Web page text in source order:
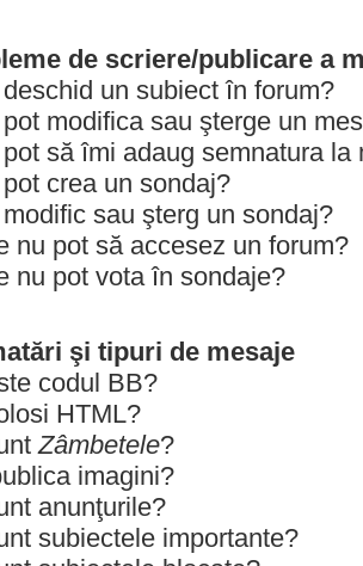
de scriere/publicare a
un subiect în forum?
modifica sau şterge un
să îmi adaug semnatura la
crea un sondaj?
sau şterg un sondaj?
nu pot să accesez un forum?
nu pot vota în sondaje?
şi tipuri de mesaje
codul BB?
HTML?
Zâmbetele?
imagini?
anunţurile?
subiectele importante?